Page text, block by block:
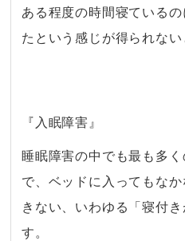
ある程度の時間寝ている
たという感じが得られない
『入眠障害』
睡眠障害の中でも最も多
で、ベッドに入ってもな
きない、いわゆる「寝付
す。